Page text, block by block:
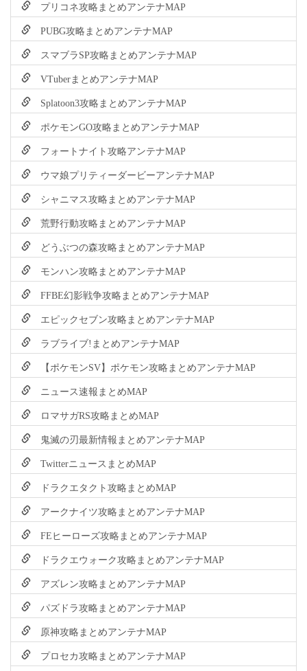
プリコネ攻略まとめアンテナMAP
PUBG攻略まとめアンテナMAP
スマブラSP攻略まとめアンテナMAP
VTuberまとめアンテナMAP
Splatoon3攻略まとめアンテナMAP
ポケモンGO攻略まとめアンテナMAP
フォートナイト攻略アンテナMAP
ウマ娘プリティーダービーアンテナMAP
シャニマス攻略まとめアンテナMAP
荒野行動攻略まとめアンテナMAP
どうぶつの森攻略まとめアンテナMAP
モンハン攻略まとめアンテナMAP
FFBE幻影戦争攻略まとめアンテナMAP
エピックセブン攻略まとめアンテナMAP
ラブライブ!まとめアンテナMAP
【ポケモンSV】ポケモン攻略まとめアンテナMAP
ニュース速報まとめMAP
ロマサガRS攻略まとめMAP
鬼滅の刃最新情報まとめアンテナMAP
TwitterニュースまとめMAP
ドラクエタクト攻略まとめMAP
アークナイツ攻略まとめアンテナMAP
FEヒーローズ攻略まとめアンテナMAP
ドラクエウォーク攻略まとめアンテナMAP
アズレン攻略まとめアンテナMAP
パズドラ攻略まとめアンテナMAP
原神攻略まとめアンテナMAP
プロセカ攻略まとめアンテナMAP